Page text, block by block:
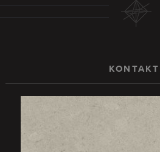
KONTAKTI